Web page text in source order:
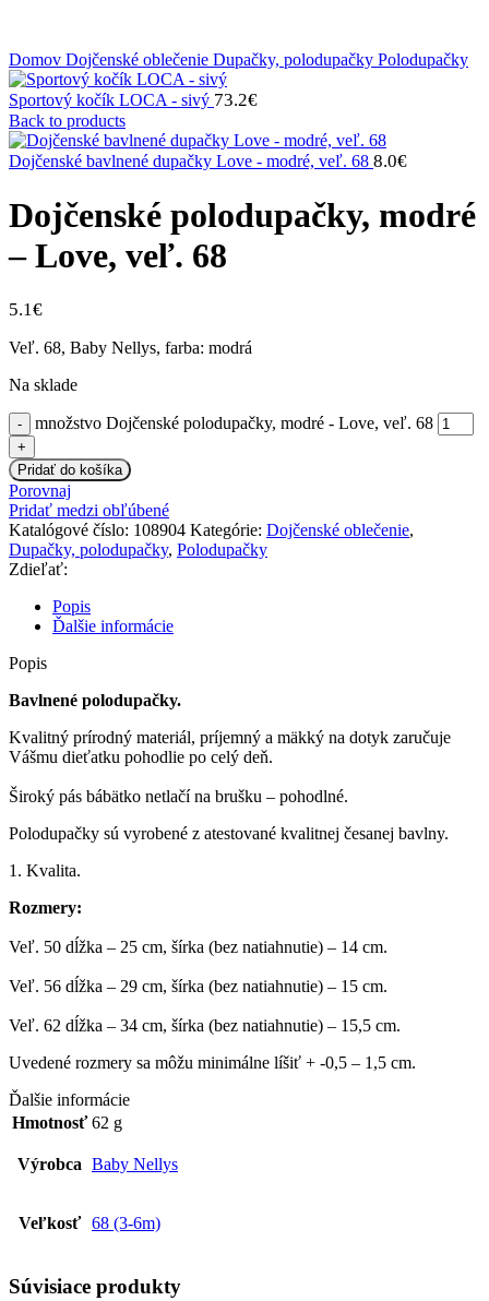
Domov Dojčenské oblečenie Dupačky, polodupačky Polodupačky
Sportový kočík LOCA - sivý 73.2€
Back to products
Dojčenské bavlnené dupačky Love - modré, veľ. 68 8.0€
Dojčenské polodupačky, modré
– Love, veľ. 68
5.1€
Veľ. 68, Baby Nellys, farba: modrá
Na sklade
množstvo Dojčenské polodupačky, modré - Love, veľ. 68
Pridať do košíka
Porovnaj
Pridať medzi obľúbené
Katalógové číslo: 108904 Kategórie: Dojčenské oblečenie,
Dupačky, polodupačky, Polodupačky
Zdieľať:
Popis
Ďalšie informácie
Popis
Bavlnené polodupačky.
Kvalitný prírodný materiál, príjemný a mäkký na dotyk zaručuje
Vášmu dieťatku pohodlie po celý deň.
Široký pás bábätko netlačí na brušku – pohodlné.
Polodupačky sú vyrobené z atestované kvalitnej česanej bavlny.
1. Kvalita.
Rozmery:
Veľ. 50 dĺžka – 25 cm, šírka (bez natiahnutie) – 14 cm.
Veľ. 56 dĺžka – 29 cm, šírka (bez natiahnutie) – 15 cm.
Veľ. 62 dĺžka – 34 cm, šírka (bez natiahnutie) – 15,5 cm.
Uvedené rozmery sa môžu minimálne líšiť + -0,5 – 1,5 cm.
Ďalšie informácie
Hmotnosť 62 g
Výrobca Baby Nellys
Veľkosť 68 (3-6m)
Súvisiace produkty